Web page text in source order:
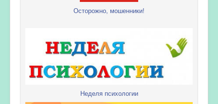
Осторожно, мошенники!
Неделя психологии